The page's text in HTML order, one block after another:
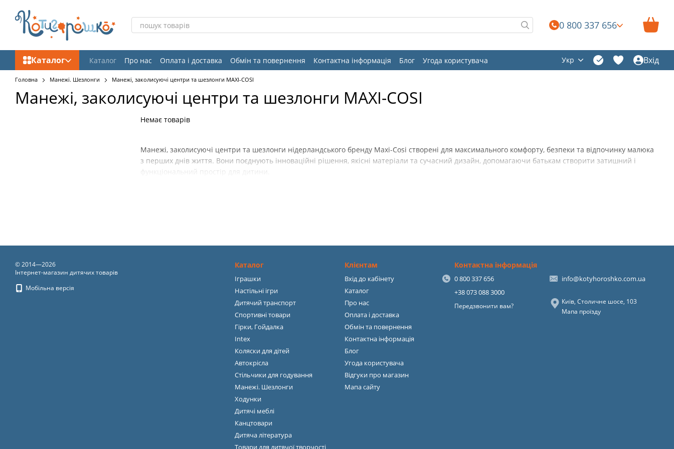
0 800 337 656
Каталог Каталог Про нас Оплата і доставка Обмін та повернення Контактна інформація Блог
Угода користувача
Відгуки про магазин
Укр Вхід
Головна Манежі. Шезлонги Манежі, заколисуючі центри та шезлонги MAXI-COSI
Манежі, заколисуючі центри та шезлонги MAXI-COSI
Манежі, заколисуючі центри та шезлонги нідерландського бренду Maxi-Cosi створені для максимального комфорту, безпеки та відпочинку малюка
з перших днів життя. Вони поєднують інноваційні рішення, якісні матеріали та сучасний дизайн, допомагаючи батькам створити затишний і
функціональний простір для дитини.
Немає товарів
© 2014—2026
Інтернет-магазин дитячих товарів
Мобільна версія
Каталог
Іграшки
Настільні ігри
Дитячий транспорт
Спортивні товари
Гірки, Гойдалка
Intex
Коляски для дітей
Автокрісла
Стільчики для годування
Манежі. Шезлонги
Ходунки
Дитячі меблі
Канцтовари
Дитяча література
Товари для дитячої творчості
Клієнтам
Вхід до кабінету
Каталог
Про нас
Оплата і доставка
Обмін та повернення
Контактна інформація
Блог
Угода користувача
Відгуки про магазин
Мапа сайту
Контактна інформація
0 800 337 656
+38 073 088 3000
Передзвонити вам?
info@kotyhoroshko.com.ua
Київ, Столичне шосе, 103
Мапа проїзду